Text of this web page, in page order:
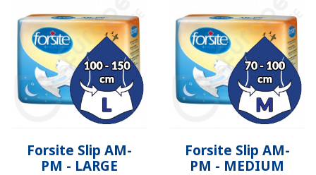
Forsite Slip AM-
PM - LARGE
Forsite Slip AM-
PM - MEDIUM